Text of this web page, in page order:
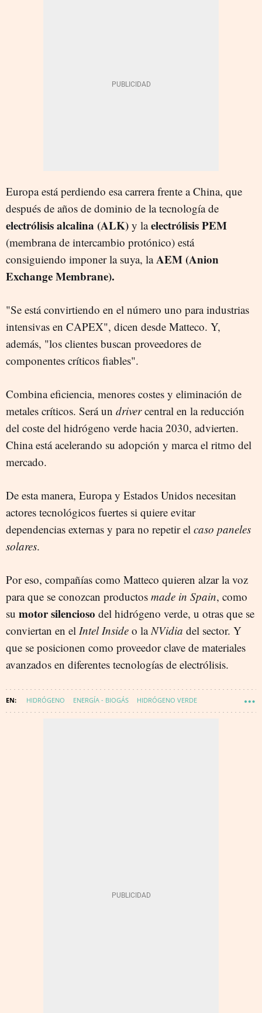
Europa está perdiendo esa carrera frente a China, que
después de años de dominio de la tecnología de
electrólisis alcalina (ALK) y laelectrólisis PEM
(membrana de intercambio protónico) está
consiguiendo imponer la suya, laAEM (Anion
Exchange Membrane).
"Se está convirtiendo en el número uno para industrias
intensivas en CAPEX", dicen desde Matteco. Y,
además, "los clientes buscan proveedores de
componentes críticos fiables".
Combina eficiencia, menores costes y eliminación de
metales críticos. Será un drivercentral en la reducción
del coste del hidrógeno verde hacia 2030, advierten.
China está acelerando su adopción y marca el ritmo del
mercado.
De esta manera, Europa y Estados Unidos necesitan
actores tecnológicos fuertes si quiere evitar
dependencias externas y para no repetir el caso paneles
solares.
Por eso, compañías como Matteco quieren alzar la voz
para que se conozcan productos made in Spain, como
su motor silencioso del hidrógeno verde, u otras que se
conviertan en el Intel Inside o la NVidia del sector. Y
que se posicionen como proveedor clave de materiales
avanzados en diferentes tecnologías de electrólisis.
HIDRÓGENO ENERGÍA - BIOGÁS HIDRÓGENO VERDE